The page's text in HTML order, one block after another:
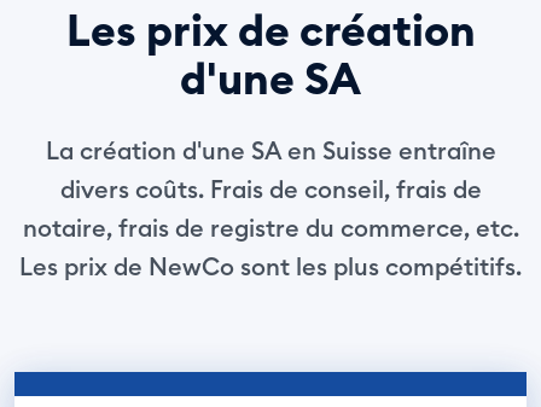
Les prix de création
d'une SA
La création d'une SA en Suisse entraîne
divers coûts. Frais de conseil, frais de
notaire, frais de registre du commerce, etc.
Les prix de NewCo sont les plus compétitifs.